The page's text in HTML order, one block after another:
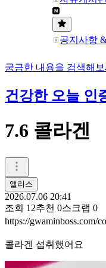
공지사항
궁금한 내용을 검색해보
건강한 오늘 인
7.6 콜라겐
앨리스
2026.07.06 20:41
조회 12추천 0스크랩 0
https://gwaminboss.com/
콜라겐 섭취했어요